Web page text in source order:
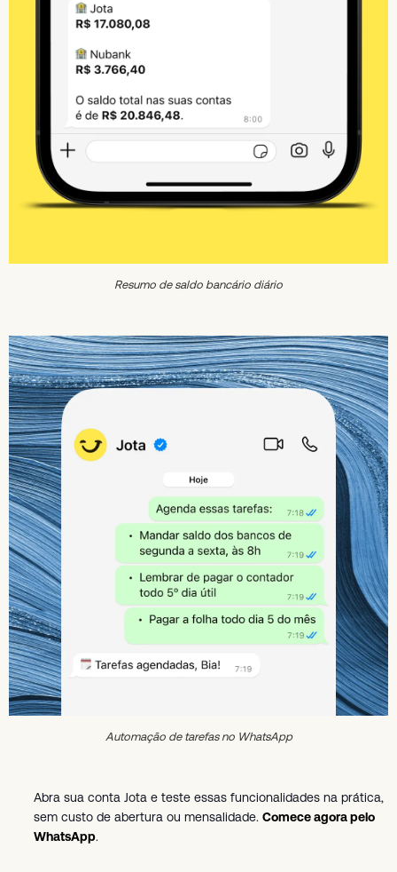
Resumo de saldo bancário diário
Automação de tarefas no WhatsApp
Abra sua conta Jota e teste essas funcionalidades na prática,
sem custo de abertura ou mensalidade. Comece agora pelo
WhatsApp.